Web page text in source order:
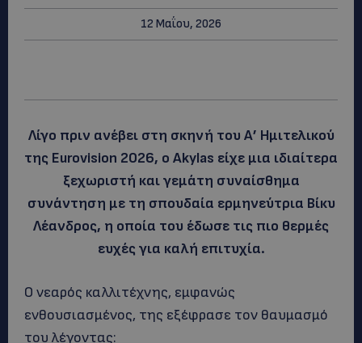
12 Μαΐου, 2026
Λίγο πριν ανέβει στη σκηνή του Α’ Ημιτελικού
της Eurovision 2026, ο Akylas είχε μια ιδιαίτερα
ξεχωριστή και γεμάτη συναίσθημα
συνάντηση με τη σπουδαία ερμηνεύτρια Βίκυ
Λέανδρος, η οποία του έδωσε τις πιο θερμές
ευχές για καλή επιτυχία.
Ο νεαρός καλλιτέχνης, εμφανώς
ενθουσιασμένος, της εξέφρασε τον θαυμασμό
του λέγοντας: